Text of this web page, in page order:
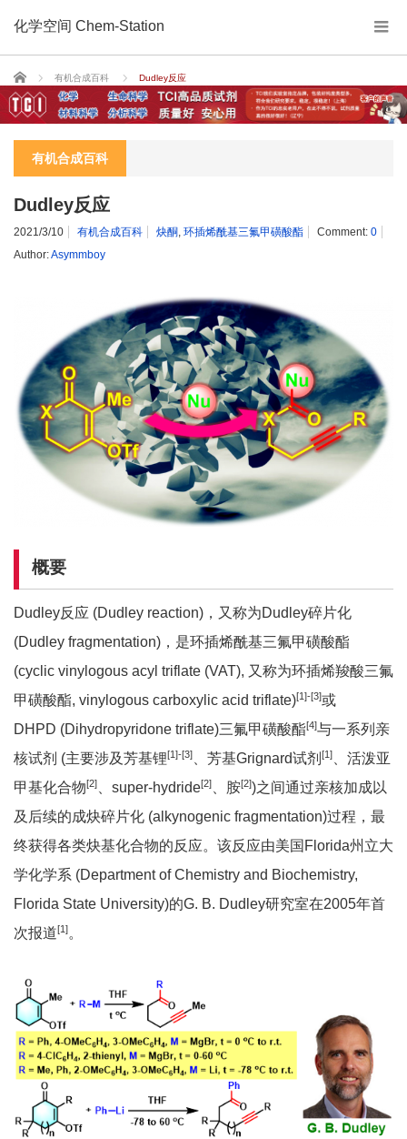
化学空间 Chem-Station
Home 有机合成百科 Dudley反应
有机合成百科
Dudley反应
2021/3/10 有机合成百科 炔酮 环插烯酰基三氟甲磺酸酯 Comment: 0
Author:Asymmboy
概要
Dudley反应 (Dudley reaction)，又称为Dudley碎片化
(Dudley fragmentation)，是环插烯酰基三氟甲磺酸酯
(cyclic vinylogous acyl triflate (VAT), 又称为环插烯羧酸三氟
甲磺酸酯, vinylogous carboxylic acid triflate)[1 ]-[3]或
DHPD (Dihydropyridone triflate)三氟甲磺酸酯[4]与一系列亲
核试剂 (主要涉及芳基锂[1 ]-[3] 、芳基Grignard试剂 [1 ]
、活泼亚
甲基化合物[2] 、super-hydride[2] 、胺[2])之间通过亲核加成以
及后续的成炔碎片化 (alkynogenic fragmentation)过程，最
终获得各类炔基化合物的反应。该反应由美国Florida州立大
学化学系 (Department of Chemistry and Biochemistry,
Florida State University)的G. B. Dudley研究室在2005年首
次报道[1 ] 。